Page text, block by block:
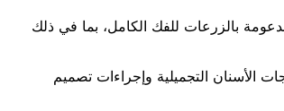
بالزرعات للفك الكامل، بما في ذلك
الأسنان التجميلية وإجراءات تصميم